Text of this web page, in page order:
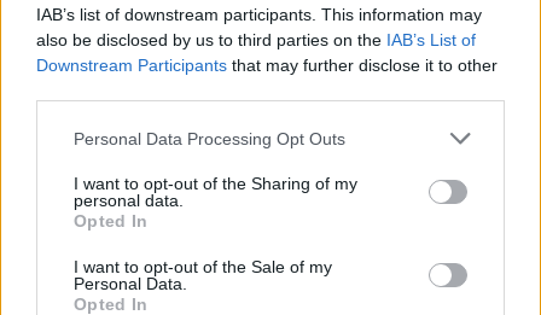
IAB’s list of downstream participants. This information may
also be disclosed by us to third parties on the IAB’s List of
Downstream Participants that may further disclose it to other
Personal Data Processing Opt Outs
I want to opt-out of the Sharing of my
personal data.
Opted In
I want to opt-out of the Sale of my
Personal Data.
Opted In
Vous aimez chanter, apprenez la guitare chez
Télécharger légalement les MP3 sur
Télécharger légalement les MP3 ou trouver le CD sur
Trouver un instrument de musique ou une partition au
meilleur prix sur
Paroles + Traduction Téléchargement
Commentaires